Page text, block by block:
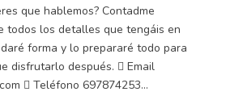
que hablemos? Contadme
todos los detalles que tengáis en
forma y lo prepararé todo para
disfrutarlo después.  Email
 Teléfono 697874253...